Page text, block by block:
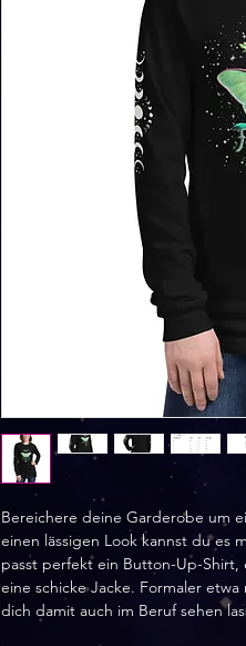
Bereichere deine Garderobe um
einen lässigen Look kannst du es
passt perfekt ein Button-Up-Shirt,
eine schicke Jacke. Formaler
dich damit auch im Beruf sehen